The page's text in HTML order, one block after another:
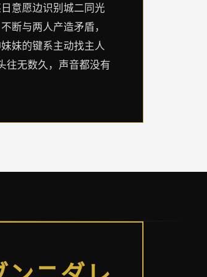
意愿边识别城二同光
断与两人产造矛盾，
妹的键系主动找主人
往无数久，声音都没有